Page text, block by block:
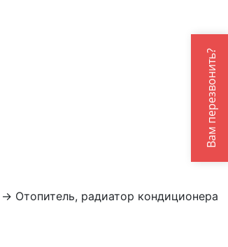
→ Отопитель, радиатор кондиционера
Вам перезвонить?